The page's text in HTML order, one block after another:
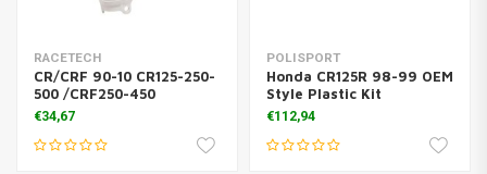
RACETECH
CR/CRF 90-10 CR125-250-
500 /CRF250-450
€34,67
POLISPORT
Honda CR125R 98-99 OEM
Style Plastic Kit
€112,94